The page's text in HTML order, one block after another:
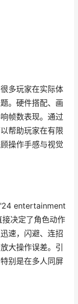
多玩家在实际体
。硬件搭配、画
帧数表现。通过
帮助玩家在有限
操作手感与视觉
entertainment
决定了角色动作
速，闪避、连招
大操作误差。引
别是在多人同屏